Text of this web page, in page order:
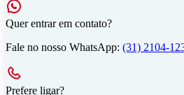
Quer entrar em contato?
Fale no nosso WhatsApp: (31) 2104-
Prefere ligar?